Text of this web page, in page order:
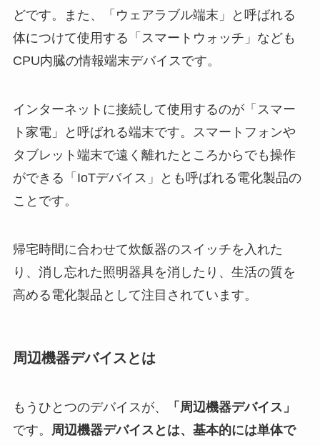
どです。また、「ウェアラブル端末」と呼ばれる
体につけて使用する「スマートウォッチ」なども
CPU内臓の情報端末デバイスです。
インターネットに接続して使用するのが「スマー
ト家電」と呼ばれる端末です。スマートフォンや
タブレット端末で遠く離れたところからでも操作
ができる「IoTデバイス」とも呼ばれる電化製品の
ことです。
帰宅時間に合わせて炊飯器のスイッチを入れた
り、消し忘れた照明器具を消したり、生活の質を
高める電化製品として注目されています。
周辺機器デバイスとは
もうひとつのデバイスが、
「周辺機器デバイス」
です。 周辺機器デバイスとは、基本的には単体で